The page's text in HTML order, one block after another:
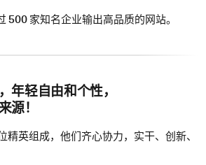
500 家知名企业输出⾼品质的⽹站。
年轻自由和个性，
源！
英组成，他们齐心协力，实干、创新、